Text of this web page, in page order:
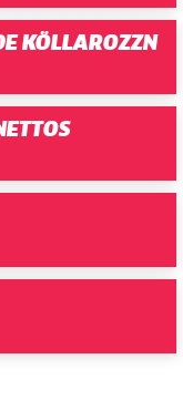
KÖLLAROZZN